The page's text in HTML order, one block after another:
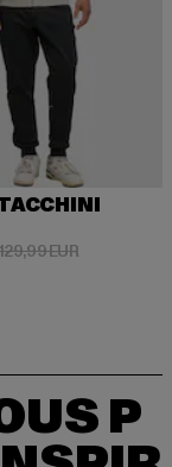
EUR
EURPrix en
P